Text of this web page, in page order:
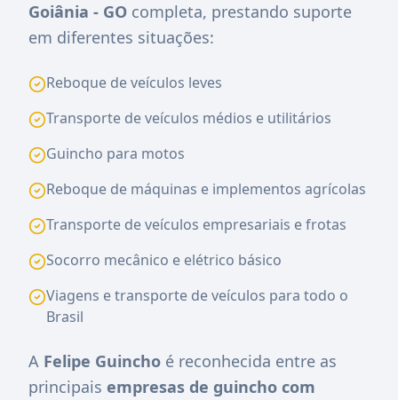
Goiânia - GO completa, prestando suporte
em diferentes situações:
Reboque de veículos leves
Transporte de veículos médios e utilitários
Guincho para motos
Reboque de máquinas e implementos agrícolas
Transporte de veículos empresariais e frotas
Socorro mecânico e elétrico básico
Viagens e transporte de veículos para todo o
Brasil
A Felipe Guincho é reconhecida entre as
principais empresas de guincho com